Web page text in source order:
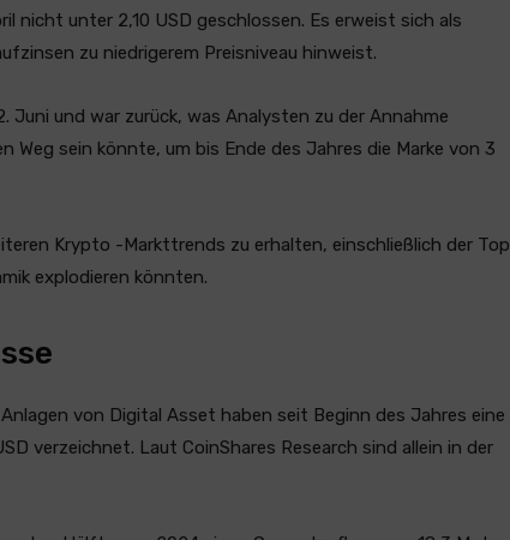
nicht unter 2,10 USD geschlossen. Es erweist sich als
zu niedrigerem Preisniveau hinweist.
Juni und war zurück, was Analysten zu der Annahme
Weg sein könnte, um bis Ende des Jahres die Marke von 3
Krypto -Markttrends zu erhalten, einschließlich der Top
explodieren könnten.
von Digital Asset haben seit Beginn des Jahres eine
verzeichnet. Laut CoinShares Research sind allein in der